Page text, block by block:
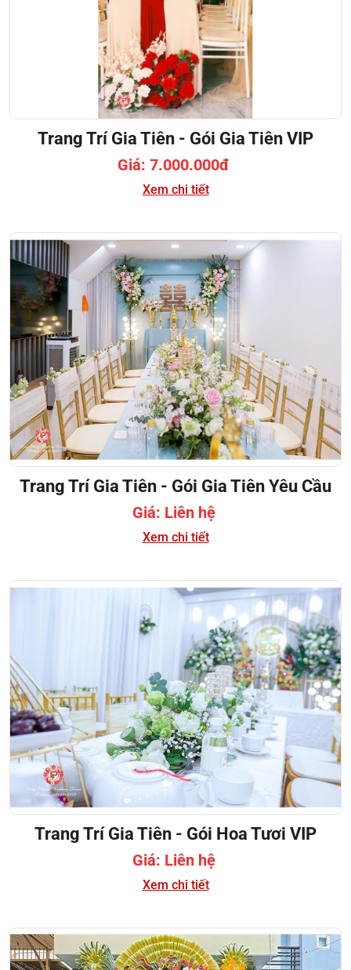
Trang Trí Gia Tiên - Gói Gia Tiên VIP
Giá: 7.000.000đ
Xem chi tiết
Trang Trí Gia Tiên - Gói Gia Tiên Yêu Cầu
Giá: Liên hệ
Xem chi tiết
Trang Trí Gia Tiên - Gói Hoa Tươi VIP
Giá: Liên hệ
Xem chi tiết